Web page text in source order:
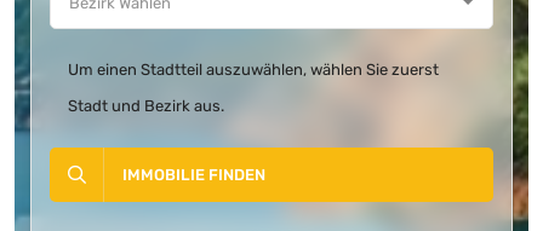
Um einen Stadtteil auszuwählen, wählen Sie zuerst
Stadt und Bezirk aus.
IMMOBILIE FINDEN